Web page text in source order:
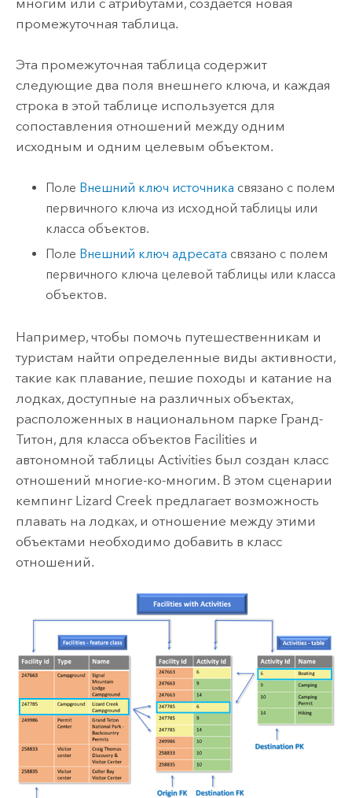
многим или с атрибутами, создается новая
промежуточная таблица.
Эта промежуточная таблица содержит
следующие два поля внешнего ключа, и каждая
строка в этой таблице используется для
сопоставления отношений между одним
исходным и одним целевым объектом.
Поле Внешний ключ источника связано с полем
первичного ключа из исходной таблицы или
класса объектов.
Поле Внешний ключ адресата связано с полем
первичного ключа целевой таблицы или класса
объектов.
Например, чтобы помочь путешественникам и
туристам найти определенные виды активности,
такие как плавание, пешие походы и катание на
лодках, доступные на различных объектах,
расположенных в национальном парке Гранд-
Титон, для класса объектов Facilities и
автономной таблицы Activities был создан класс
отношений многие-ко-многим. В этом сценарии
кемпинг Lizard Creek предлагает возможность
плавать на лодках, и отношение между этими
объектами необходимо добавить в класс
отношений.